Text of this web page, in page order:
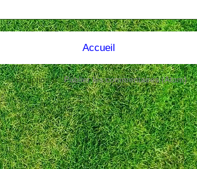
Accueil
Inscription à :Publier les commentaires (Atom)